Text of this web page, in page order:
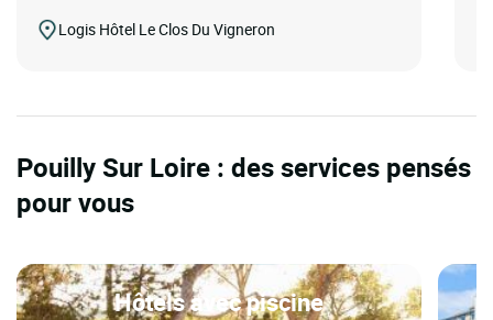
Logis Hôtel Le Clos Du Vigneron
Pouilly Sur Loire : des services pensés
pour vous
Hôtels avec piscine